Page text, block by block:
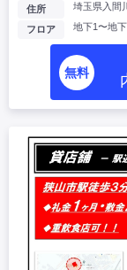
住所 埼玉県入間
フロア 地下1〜地
無料